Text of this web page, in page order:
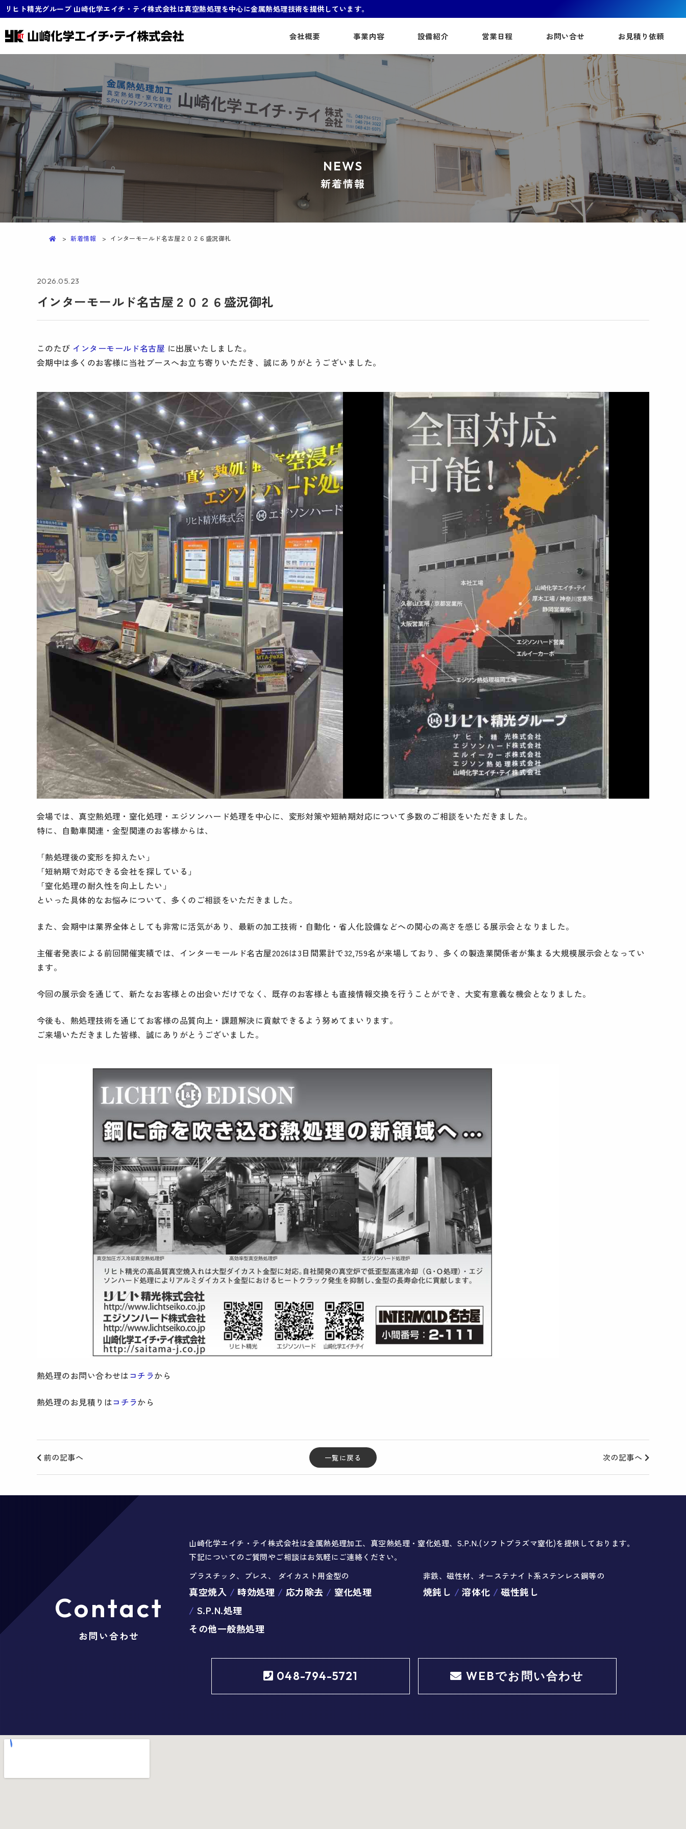
リヒト精光グループ 山崎化学エイチ・テイ株式会社は真空熱処理を中心に金属熱処理技術を提供しています。
会社概要 事業内容 設備紹介 営業日程 お問い合せ お見積り依頼
N EWS
新着情報
新着情報 インターモールド名古屋２０２６盛況御礼
2026.05.23
インターモールド名古屋２０２６盛況御礼
このたび インターモールド名古屋 に出展いたしました。
会期中は多くのお客様に当社ブースへお立ち寄りいただき、誠にありがとうございました。
会場では、真空熱処理・窒化処理・エジソンハード処理を中心に、変形対策や短納期対応について多数のご相談をいただきました。
特に、自動車関連・金型関連のお客様からは、
「熱処理後の変形を抑えたい」
「短納期で対応できる会社を探している」
「窒化処理の耐久性を向上したい」
といった具体的なお悩みについて、多くのご相談をいただきました。
また、会期中は業界全体としても非常に活気があり、最新の加工技術・自動化・省人化設備などへの関心の高さを感じる展示会となりました。
主催者発表による前回開催実績では、インターモールド名古屋2026は3日間累計で32,759名が来場しており、多くの製造業関係者が集まる大規模展示会となってい
ます。
今回の展示会を通じて、新たなお客様との出会いだけでなく、既存のお客様とも直接情報交換を行うことができ、大変有意義な機会となりました。
今後も、熱処理技術を通じてお客様の品質向上・課題解決に貢献できるよう努めてまいります。
ご来場いただきました皆様、誠にありがとうございました。
熱処理のお問い合わせはコチラから
熱処理のお見積りはコチラから
前の記事へ 一覧に戻る 次の記事へ
Contact
お問い合わせ
山崎化学エイチ・テイ株式会社は金属熱処理加工、真空熱処理・窒化処理、S.P.N.(ソフトプラズマ窒化)を提供しております。
下記についてのご質問やご相談はお気軽にご連絡ください。
プラスチック、プレス、 ダイカスト用金型の
真空焼入 時効処理 応力除去
窒化処理
S.P.N.処理
非鉄、磁性材、オーステナイト系ステンレス鋼等の
焼鈍し 溶体化 磁性鈍し
その他一般熱処理
048-794-5721 WEBでお問い合わせ